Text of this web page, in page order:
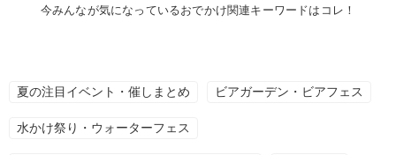
今みんなが気になっているおでかけ関連キーワードはコレ！
夏の注目イベント・催しまとめ ビアガーデン・ビアフェス
水かけ祭り・ウォーターフェス